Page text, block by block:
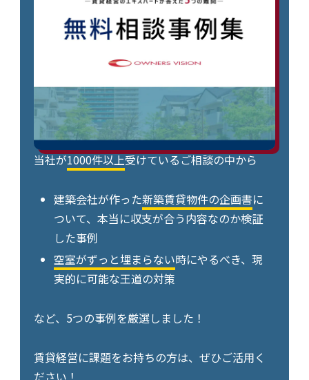
当社が1000件以上受けているご相談の中から
建築会社が作った新築賃貸物件の企画書に
ついて、本当に収支が合う内容なのか検証
した事例
空室がずっと埋まらない時にやるべき、現
実的に可能な王道の対策
など、5つの事例を厳選しました！
賃貸経営に課題をお持ちの方は、ぜひご活用く
ださい！